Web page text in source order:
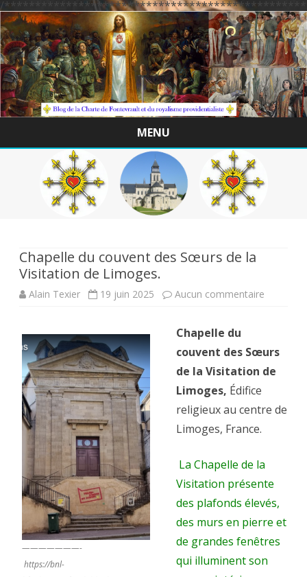
/
MENU
Skip
to
content
Chapelle du couvent des Sœurs de la
Visitation de Limoges.
Alain Texier 19 juin 2025 Aucun commentaire
couvent
Sœurs
la
Visitation
de
———————-
https://bnl-
Chapelle du
couvent des Sœurs
de la Visitation de
Limoges, Édifice
religieux au centre de
Limoges, France.
La Chapelle de la
Visitation présente
des plafonds élevés,
des murs en pierre et
de grandes fenêtres
qui illuminent son